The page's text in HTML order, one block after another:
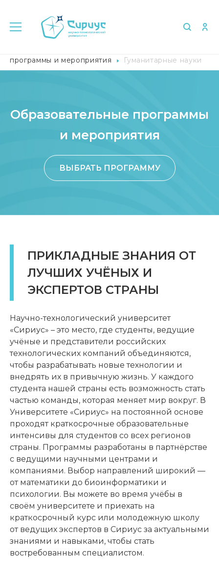
программы и мероприятия
Гуманитарные науки
Образовательные программы
и мероприятия
ВЫБРАТЬ ПРОГРАММУ
ПРИКЛАДНЫЕ ЗНАНИЯ ОТ
ЛУЧШИХ УЧЁНЫХ И
ЭКСПЕРТОВ СТРАНЫ
Научно-технологический университет
«Сириус» – это место, где студенты, ведущие
учёные и представители российских
технологических компаний объединяются,
чтобы разрабатывать новые технологии и
внедрять их в привычную жизнь. У каждого
студента нашей страны есть возможность стать
частью команды, которая меняет мир вокруг. В
Университете «Сириус» на постоянной основе
проходят краткосрочные образовательные
интенсивы для студентов со всех регионов
страны. Программы разработаны в партнёрстве
с ведущими научными центрами и
компаниями. Выбор направлений широкий —
от математики до биоинформатики и
психологии. Вы можете во время учёбы в
своём университете и приехать на
краткосрочный курс или молодежную школу
от ведущих экспертов в Сириус за актуальными
знаниями и навыками, чтобы стать
востребованным специалистом.